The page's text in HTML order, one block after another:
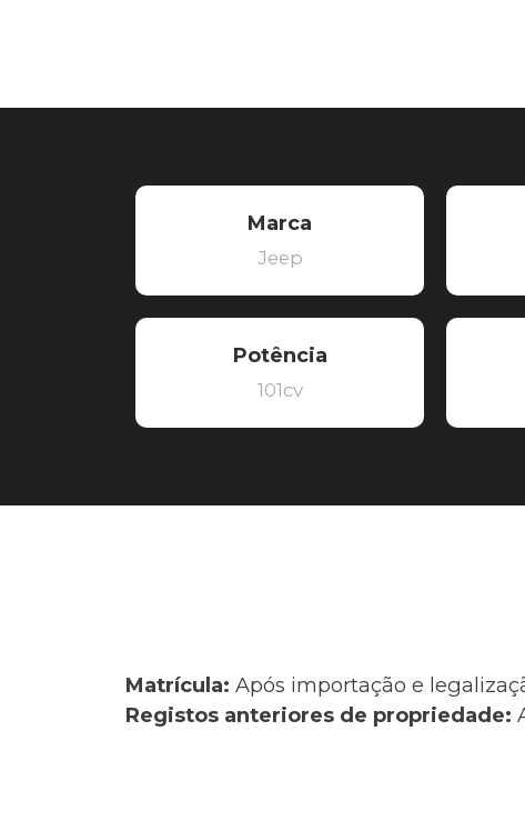
Marca
Jeep
Potência
101cv
Matrícula: Após importação e
Registos anteriores de propriedade: